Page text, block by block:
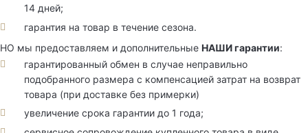
14 дней;
гарантия на товар в течение сезона.
НО мы предоставляем и дополнительные НАШИ гарантии:
гарантированный обмен в случае неправильно
подобранного размера с компенсацией затрат на возврат
товара (при доставке без примерки)
увеличение срока гарантии до 1 года;